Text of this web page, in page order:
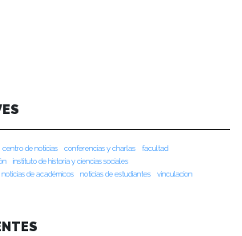
centro de noticias conferencias y charlas
facultad
instituto de historia y ciencias sociales
noticias de académicos noticias de estudiantes
vinculacion